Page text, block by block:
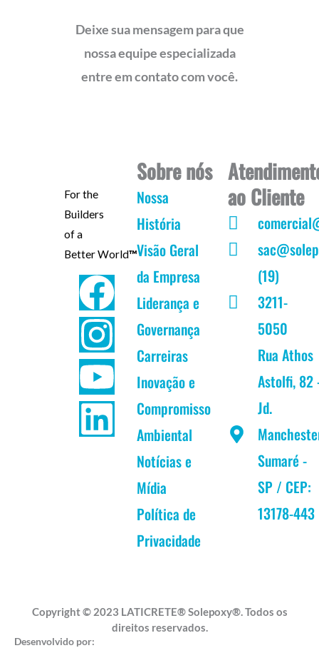
Deixe sua mensagem para que
nossa equipe especializada
entre em contato com você.
For the
Builders
of a
Better World™
F
a
c
e
b
I
n
s
t
a
Y
o
u
t
u
L
i
n
k
e
Sobre nós
Nossa
História
Visão Geral
da Empresa
Liderança e
Governança
Carreiras
Inovação e
Compromisso
Ambiental
Notícias e
Mídia
Política de
Privacidade
ao Cliente
(19)
3211-
5050
Rua Athos
Astolfi, 82
Jd.
Sumaré -
SP / CEP:
13178-443
Copyright © 2023 LATICRETE® Solepoxy®. Todos os
direitos reservados.
Desenvolvido por: